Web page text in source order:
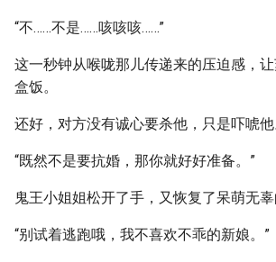
“不……不是……咳咳咳……”
这一秒钟从喉咙那儿传递来的压迫感，
盒饭。
还好，对方没有诚心要杀他，只是吓唬他
“既然不是要抗婚，那你就好好准备。”
鬼王小姐姐松开了手，又恢复了呆萌无辜
“别试着逃跑哦，我不喜欢不乖的新娘。”